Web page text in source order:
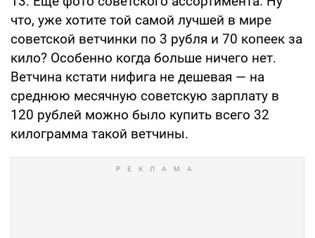
что, уже хотите той самой лучшей в мире
советской ветчинки по 3 рубля и 70 копеек за
кило? Особенно когда больше ничего нет.
Ветчина кстати нифига не дешевая — на
среднюю месячную советскую зарплату в
120 рублей можно было купить всего 32
килограмма такой ветчины.